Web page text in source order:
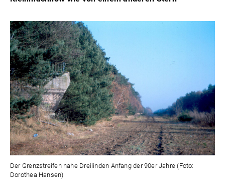
Der Grenzstreifen nahe Dreilinden Anfang der 90er Jahre (Foto:
Dorothea Hansen)